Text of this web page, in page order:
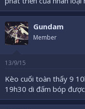
Gundam
Member
13/9/15
Kèo cuối toàn thấy 9
19h30 di đấm bóp